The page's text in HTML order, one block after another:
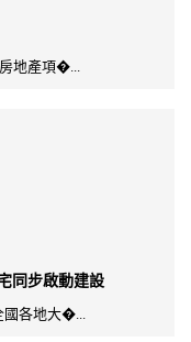
地產項�...
同步啟動建設
國各地大�...